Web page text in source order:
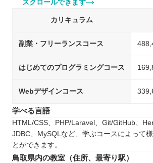
スクロールできます
カリキュラム
副業・フリーランスコース
はじめてのプログラミングコース
Webデザインコース
学べる言語
HTML/CSS、PHP/Laravel、Git/GitHub、
JDBC、MySQLなど、学ぶコースによって
とができます。
鳥取県内の教室（住所、最寄り駅）